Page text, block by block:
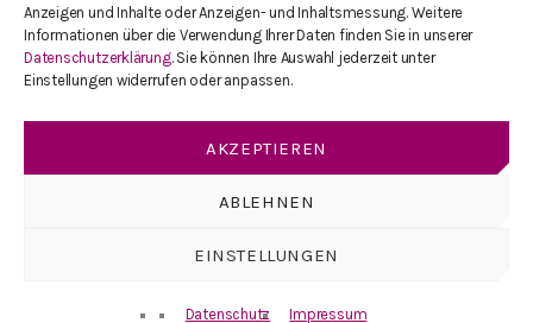
Anzeigen und Inhalte oder Anzeigen- und Inhaltsmessung. Weitere
Informationen über die Verwendung Ihrer Daten finden Sie in unserer
Datenschutzerklärung. Sie können Ihre Auswahl jederzeit unter
Einstellungen widerrufen oder anpassen.
AKZEPTIEREN
ABLEHNEN
EINSTELLUNGEN
Datenschutz Impressum
KATEGORIEN